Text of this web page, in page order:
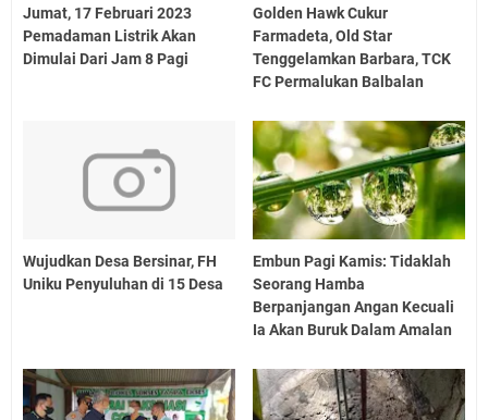
Jumat, 17 Februari 2023
Pemadaman Listrik Akan
Dimulai Dari Jam 8 Pagi
Golden Hawk Cukur
Farmadeta, Old Star
Tenggelamkan Barbara, TCK
FC Permalukan Balbalan
Wujudkan Desa Bersinar, FH
Uniku Penyuluhan di 15 Desa
Embun Pagi Kamis: Tidaklah
Seorang Hamba
Berpanjangan Angan Kecuali
Ia Akan Buruk Dalam Amalan